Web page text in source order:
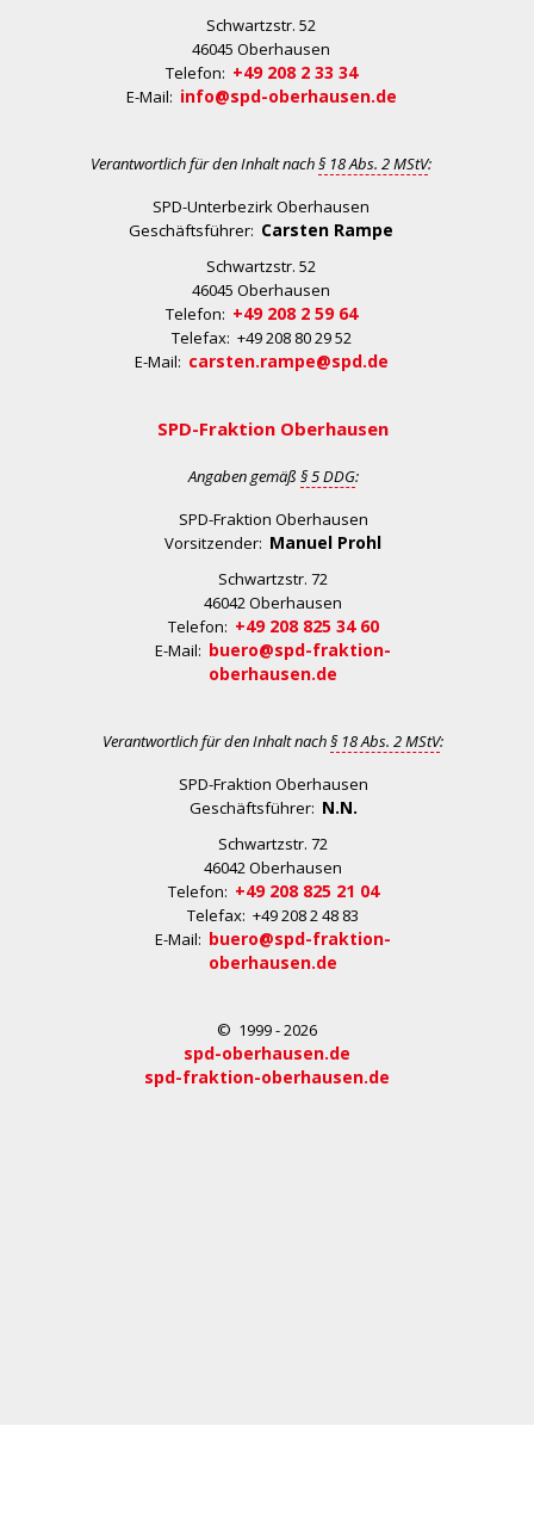
Schwartzstr. 52
46045 Oberhausen
Telefon: +49 208 2 33 34
E-Mail: info@spd-oberhausen.de
Verantwortlich für den Inhalt nach§ 18 Abs. 2 MStV:
SPD-Unterbezirk Oberhausen
Geschäftsführer: Carsten Rampe
Schwartzstr. 52
46045 Oberhausen
Telefon: +49 208 2 59 64
Telefax: +49 208 80 29 52
E-Mail: carsten.rampe@spd.de
SPD-Fraktion Oberhausen
Angaben gemäß § 5 DDG:
SPD-Fraktion Oberhausen
Vorsitzender: Manuel Prohl
Schwartzstr. 72
46042 Oberhausen
Telefon: +49 208 825 34 60
E-Mail: buero@spd-fraktion-
oberhausen.de
Verantwortlich für den Inhalt nach§ 18 Abs. 2 MStV:
SPD-Fraktion Oberhausen
Geschäftsführer: N.N.
Schwartzstr. 72
46042 Oberhausen
Telefon: +49 208 825 21 04
Telefax: +49 208 2 48 83
E-Mail: buero@spd-fraktion-
oberhausen.de
© 1999 - 2026
spd-oberhausen.de
spd-fraktion-oberhausen.de